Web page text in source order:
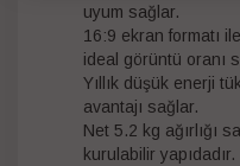
uyum sağlar.
16:9 ekran formatı
ideal görüntü oranı
Yıllık düşük enerji
avantajı sağlar.
Net 5.2 kg ağırlığı
kurulabilir yapıdadır.